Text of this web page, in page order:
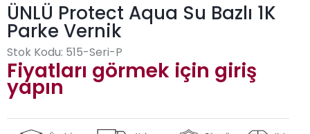
ÜNLÜ Protect Aqua Su Bazlı 1K
Parke Vernik
Stok Kodu: 515-Seri-P
Fiyatları görmek için giriş
yapın